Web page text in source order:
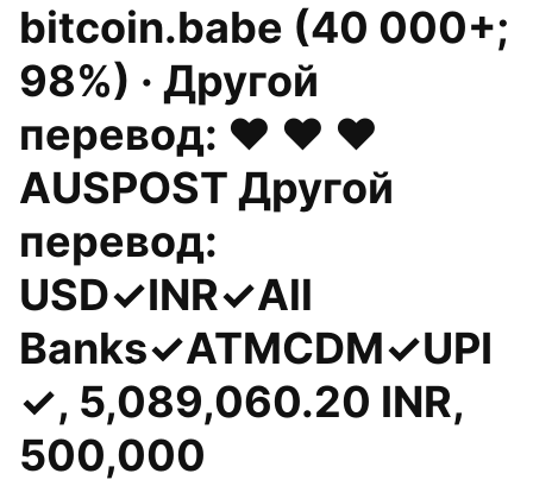
bitcoin.babe (40 000+;
98%) · Другой
перевод: ♥ ♥ ♥
AUSPOST Другой
перевод:
USD✓INR✓All
Banks✓ATMCDM✓UPI
✓, 5,089,060.20 INR,
500,000